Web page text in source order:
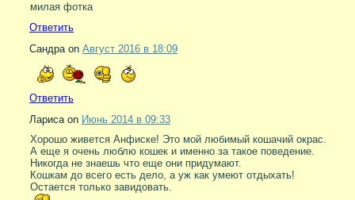
милая фотка
Ответить
Сандра on Август 2016 в 18:09
Ответить
Лариса on Июнь 2014 в 09:33
Хорошо живется Анфиске! Это мой любимый кошачий окрас.
А еще я очень люблю кошек и именно за такое поведение.
Никогда не знаешь что еще они придумают.
Кошкам до всего есть дело, а уж как умеют отдыхать!
Остается только завидовать.